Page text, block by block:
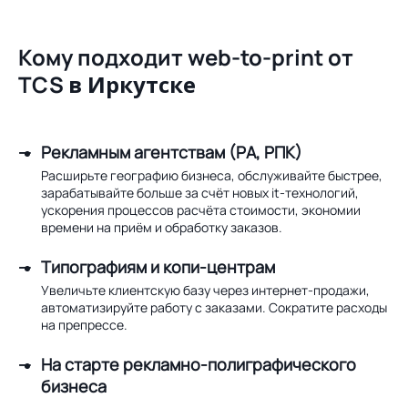
Кому подходит web-to-print от
TCS в Иркутске
Рекламным агентствам (РА, РПК)
Расширьте географию бизнеса, обслуживайте быстрее,
зарабатывайте больше за счёт новых it-технологий,
ускорения процессов расчёта стоимости, экономии
времени на приём и обработку заказов.
Типографиям и копи-центрам
Увеличьте клиентскую базу через интернет-продажи,
автоматизируйте работу с заказами. Сократите расходы
на препрессе.
На старте рекламно-полиграфического
бизнеса